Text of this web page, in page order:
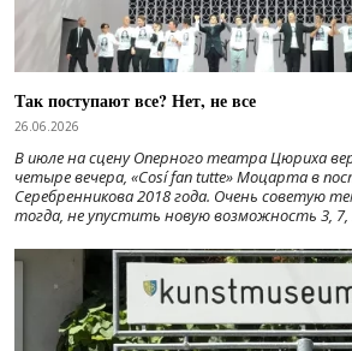
Так поступают все? Нет, не все
26.06.2026
В июле на сцену Оперного театра Цюриха
четыре вечера, «Cosí fan tutte» Моцарта в
Серебренникова 2018 года. Очень советую
тогда, не упустить новую возможность 3, 7,